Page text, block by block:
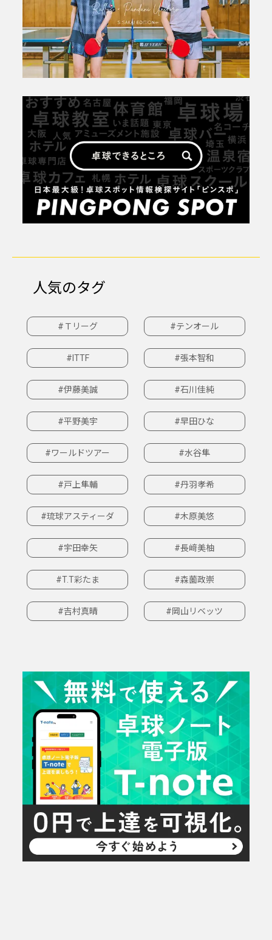
人気のタグ
#Ｔリーグ #テンオール
#ITTF #張本智和
#伊藤美誠 #石川佳純
#平野美宇 #早田ひな
#ワールドツアー #水谷隼
#戸上隼輔 #丹羽孝希
#琉球アスティーダ #木原美悠
#宇田幸矢 #長﨑美柚
#T.T彩たま #森薗政崇
#吉村真晴 #岡山リベッツ